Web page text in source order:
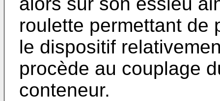
roulette permettant de
le dispositif
procède au couplage
conteneur.